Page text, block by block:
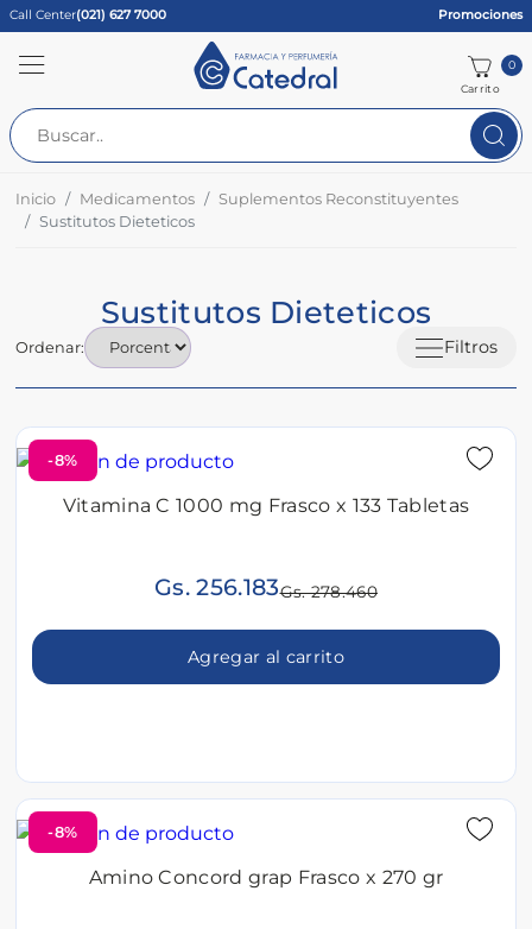
Call Center(021) 627 7000 Promociones
Carrito
0
Inicio Medicamentos
Suplementos Reconstituyentes
Sustitutos Dieteticos
Sustitutos Dieteticos
Filtros
Ordenar:
-8%
Vitamina C 1000 mg Frasco x 133 Tabletas
Gs. 256.183Gs. 278.460
Agregar al carrito
-8%
Amino Concord grap Frasco x 270 gr